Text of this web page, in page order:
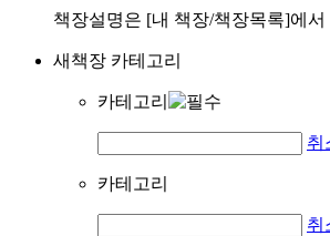
책장설명은 [내 책장/책장목록]에
새책장 카테고리
카테고리
취
카테고리
취